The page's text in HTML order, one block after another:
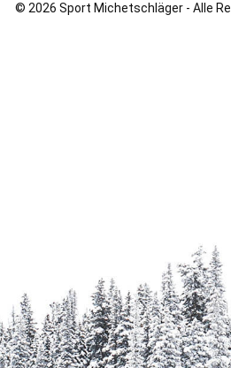
© 2026 Sport Michetschläger - Alle